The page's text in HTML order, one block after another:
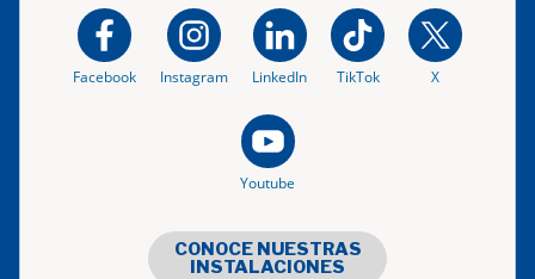
Facebook Instagram LinkedIn TikTok X
Youtube
CONOCE NUESTRAS
INSTALACIONES